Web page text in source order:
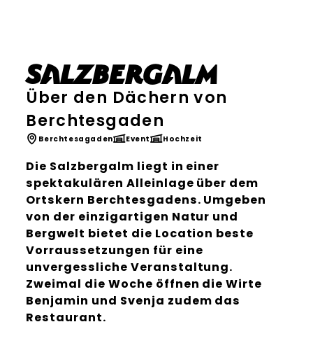
Salzbergalm
Über den Dächern von
Berchtesgaden
Berchtesagaden Event Hochzeit
Die Salzbergalm liegt in einer
spektakulären Alleinlage über dem
Ortskern Berchtesgadens. Umgeben
von der einzigartigen Natur und
Bergwelt bietet die Location beste
Vorraussetzungen für eine
unvergessliche Veranstaltung.
Zweimal die Woche öffnen die Wirte
Benjamin und Svenja zudem das
Restaurant.